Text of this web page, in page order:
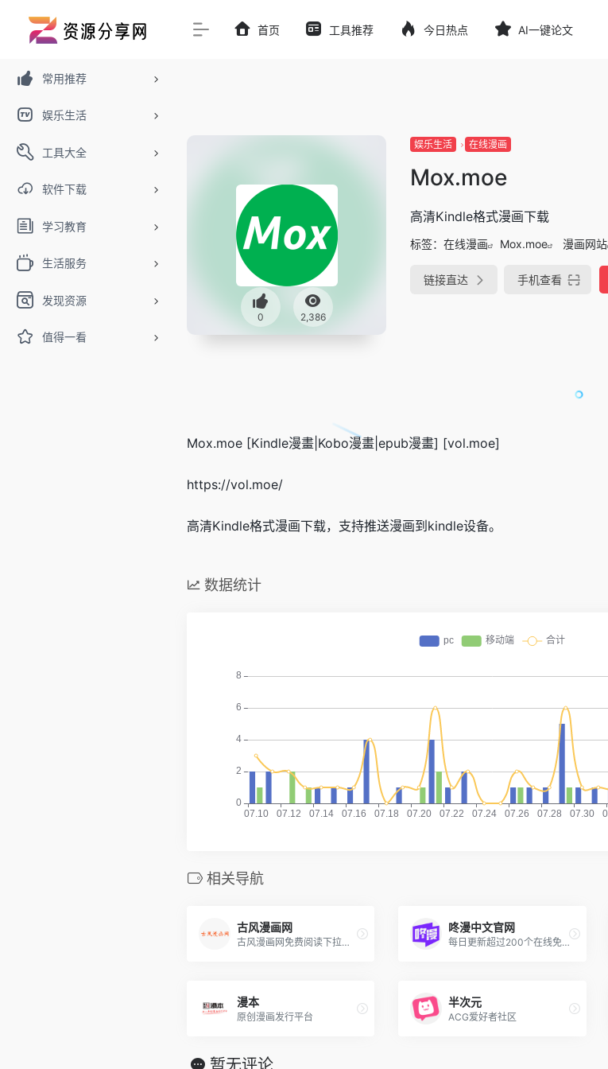
常用推荐
娱乐生活
工具大全
软件下载
学习教育
生活服务
发现资源
值得一看
首页 工具推荐 今日热点 AI一键论文
0 2,386
娱乐生活 在线漫画
Mox.moe
高清Kindle格式漫画下载
标签： 在线漫画 Mox.moe 漫画网站
链接直达 手机查看
Mox.moe [Kindle漫畫|Kobo漫畫|epub漫畫] [vol.moe]
https://vol.moe/
高清Kindle格式漫画下载，支持推送漫画到kindle设备。
数据统计
相关导航
古风漫画网
古风漫画网免费阅读下拉式漫画阅读网站
咚漫中文官网
每日更新超过200个在线免费漫画
漫本
原创漫画发行平台
半次元
ACG爱好者社区